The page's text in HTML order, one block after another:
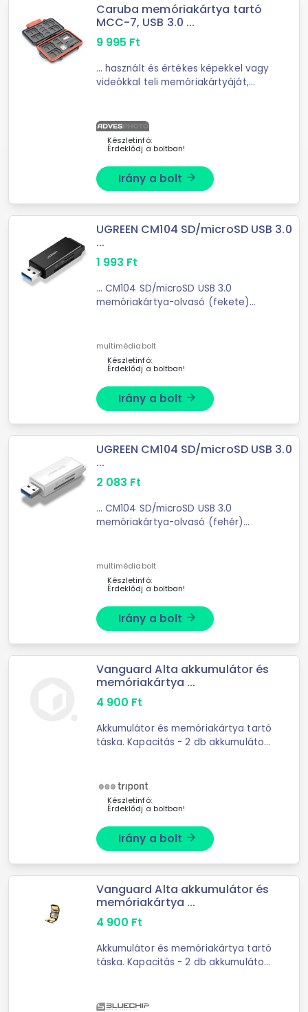
Caruba memóriakártya tartó
MCC-7, USB 3.0 ...
9 995 Ft
... használt és értékes képekkel vagy
videókkal teli memóriakártyáját,
és masszív kialakításának
köszönhetően ...
Készletinfó:
Érdeklődj a boltban!
Irány a bolt arrow_forward
UGREEN CM104 SD/microSD USB 3.0
...
1 993 Ft
... CM104 SD/microSD USB 3.0
memóriakártya-olvasó (fekete)
praktikus UGREEN CM104
memóriakártya-olvasó több
szempontból is ...
multimédiabolt
Készletinfó:
Érdeklődj a boltban!
Irány a bolt arrow_forward
UGREEN CM104 SD/microSD USB 3.0
...
2 083 Ft
... CM104 SD/microSD USB 3.0
memóriakártya-olvasó (fehér)
praktikus UGREEN CM104
memóriakártya-olvasó több
szempontból is ...
multimédiabolt
Készletinfó:
Érdeklődj a boltban!
Irány a bolt arrow_forward
Vanguard Alta akkumulátor és
memóriakártya ...
4 900 Ft
Akkumulátor és memóriakártya tartó
táska. Kapacitás - 2 db akkumulátor
Készletinfó:
Érdeklődj a boltban!
Irány a bolt arrow_forward
Vanguard Alta akkumulátor és
memóriakártya ...
4 900 Ft
Akkumulátor és memóriakártya tartó
táska. Kapacitás - 2 db akkumulátor